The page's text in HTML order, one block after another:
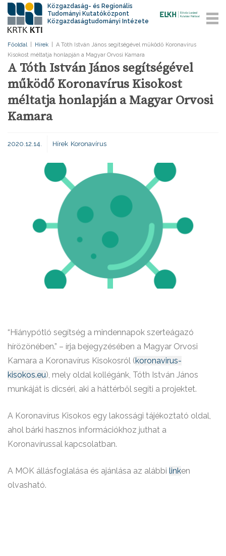
Közgazdaság- és Regionális
Tudományi Kutatóközpont
Közgazdaságtudományi Intézete
Főoldal Hírek
A Tóth István János segítségével működő Koronavírus
Kisokost méltatja honlapján a Magyar Orvosi Kamara
A Tóth István János segítségével
működő Koronavírus Kisokost
méltatja honlapján a Magyar Orvosi
Kamara
2020.12.14. Hírek Koronavírus
“Hiánypótló segítség a mindennapok szerteágazó
hírözönében.” – írja bejegyzésében a Magyar Orvosi
Kamara a Koronavírus Kisokosról (koronavirus-
kisokos.eu), mely oldal kollégánk, Tóth István János
munkáját is dicséri, aki a háttérből segíti a projektet.
A Koronavírus Kisokos egy lakossági tájékoztató oldal,
ahol bárki hasznos információkhoz juthat a
Koronavírussal kapcsolatban.
A MOK állásfoglalása és ajánlása az alábbi linken
olvasható.